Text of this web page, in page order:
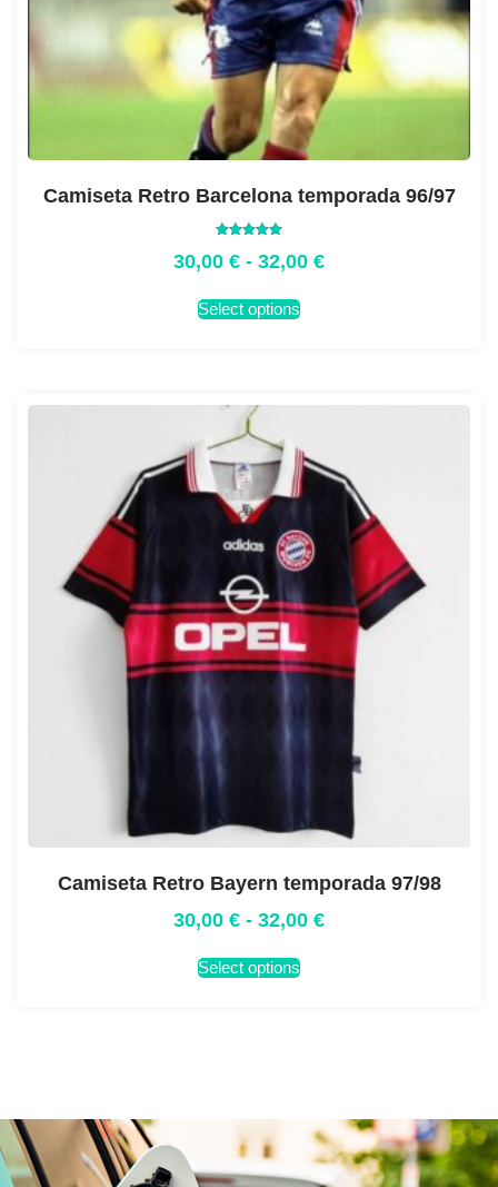
Camiseta Retro Barcelona temporada 96/97
con
5.00
30,00 € - 32,00 €
Select options
Camiseta Retro Bayern temporada 97/98
30,00 € - 32,00 €
Select options